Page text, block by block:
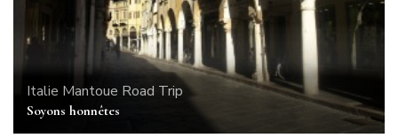
Italie Mantoue Road Trip
Soyons honnêtes